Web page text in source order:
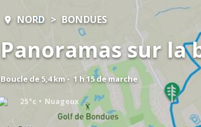
NORD BONDUES
Panoramas sur la
Boucle de 5,4 km - 1 h 15 de marche
25°c Nuageux